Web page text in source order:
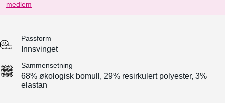
medlem
Passform
Innsvinget
Sammensetning
68% økologisk bomull, 29% resirkulert polyester, 3%
elastan